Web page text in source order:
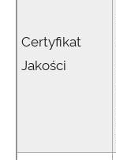
Certyfikat
Jakości